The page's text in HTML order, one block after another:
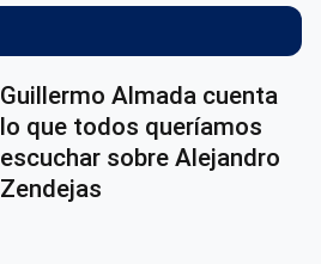
Guillermo Almada cuenta
lo que todos queríamos
escuchar sobre Alejandro
Zendejas